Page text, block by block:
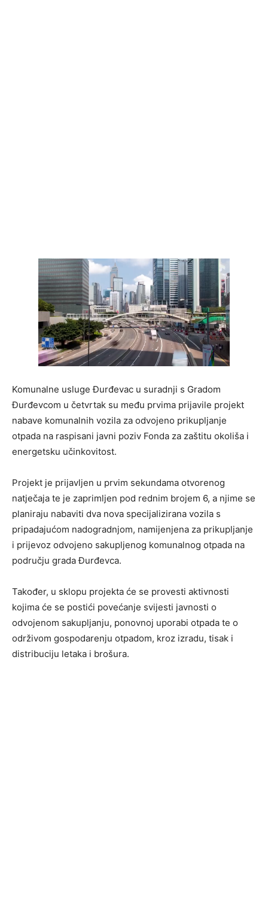
Komunalne usluge Đurđevac u suradnji s Gradom
Đurđevcom u četvrtak su među prvima prijavile projekt
nabave komunalnih vozila za odvojeno prikupljanje
otpada na raspisani javni poziv Fonda za zaštitu okoliša i
energetsku učinkovitost.
Projekt je prijavljen u prvim sekundama otvorenog
natječaja te je zaprimljen pod rednim brojem 6, a njime se
planiraju nabaviti dva nova specijalizirana vozila s
pripadajućom nadogradnjom, namijenjena za prikupljanje
i prijevoz odvojeno sakupljenog komunalnog otpada na
području grada Đurđevca.
Također, u sklopu projekta će se provesti aktivnosti
kojima će se postići povećanje svijesti javnosti o
odvojenom sakupljanju, ponovnoj uporabi otpada te o
održivom gospodarenju otpadom, kroz izradu, tisak i
distribuciju letaka i brošura.